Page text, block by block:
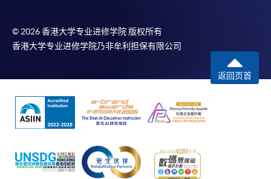
© 2026 香港大学专业进修学院 版权所有
香港大学专业进修学院乃非牟利担保有限公司
返回页首